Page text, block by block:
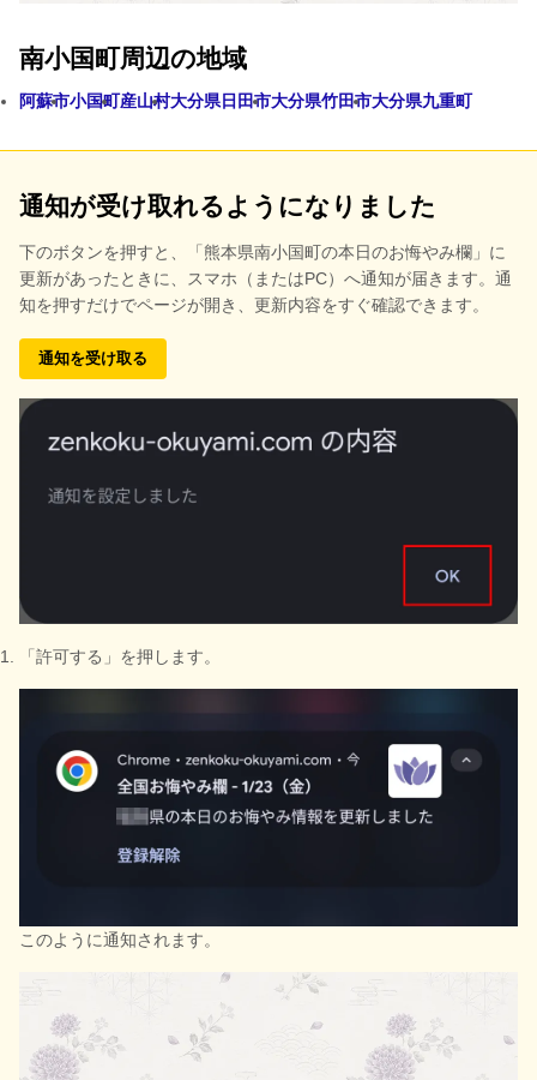
南小国町周辺の地域
阿蘇市小国町産山村大分県日田市大分県竹田市大分県九重町
通知が受け取れるようになりました
下のボタンを押すと、
「熊本県南小国町の本日のお悔やみ欄」に
更新があったときに、スマホ（またはPC）へ通知が届きます。通
知を押すだけでページが開き、更新内容をすぐ確認できます。
通知を受け取る
「許可する」を押します。
このように通知されます。